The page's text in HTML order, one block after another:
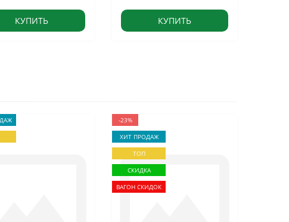
КУПИТЬ КУПИТЬ
-23%
ХИТ ПРОДАЖ
ТОП
СКИДКА
ВАГОН СКИДОК